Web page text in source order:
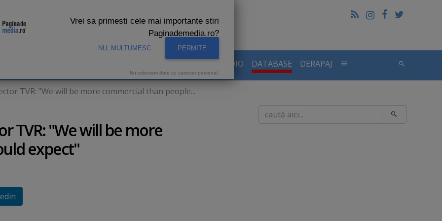
AUDIENTE RADIO DATABASE DERAPAJ
TVR: "We will be more commercial than people...
TVR: "We will be more
expect"
Caută
Vrei sa primesti cele mai importante stiri
Paginademedia.ro?
NU, MULTUMESC PERMITE
Nu colectam date cu caracter personal.